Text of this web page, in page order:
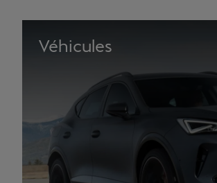
Véhicules